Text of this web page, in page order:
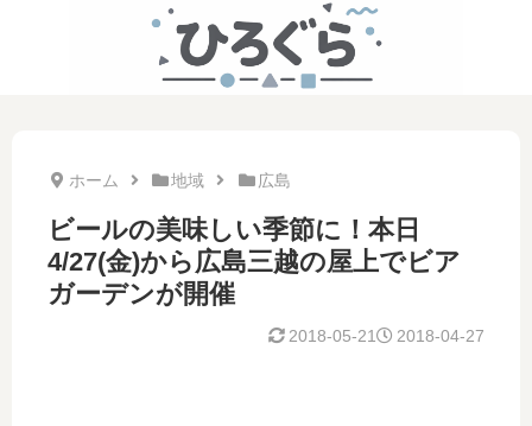
ホーム 地域 広島
ビールの美味しい季節に！本日
4/27(金)から広島三越の屋上でビア
ガーデンが開催
2018-04-27
2018-05-21